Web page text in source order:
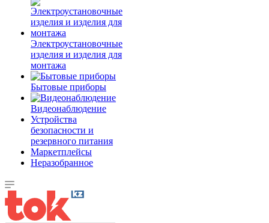
Электроустановочные
изделия и изделия для
монтажа
Бытовые приборы
Видеонаблюдение
Устройства
безопасности и
резервного питания
Маркетплейсы
Неразобранное